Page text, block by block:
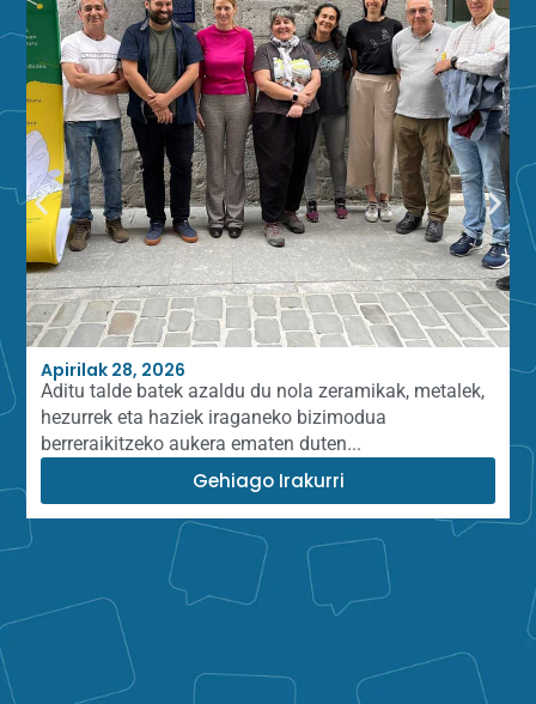
Apirilak 28, 2026
Aditu talde batek azaldu du nola zeramikak, metalek,
hezurrek eta haziek iraganeko bizimodua
berreraikitzeko aukera ematen duten...
Gehiago Irakurri